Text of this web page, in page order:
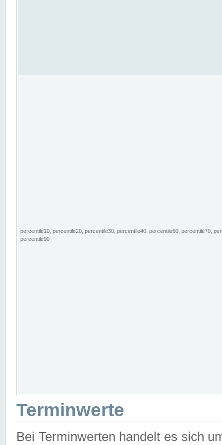
percentile10, percentile20, percentile30, percentile40, percentile60, percentile70,
percentile90
Terminwerte
Bei Terminwerten handelt es sich